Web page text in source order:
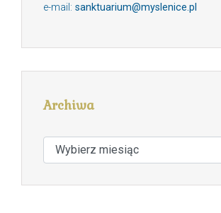
e-mail: sanktuarium@myslenice.pl
Archiwa
Archiwa